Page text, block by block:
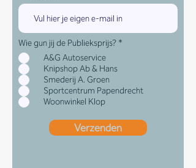
Wie gun jij de Publieksprijs? *
A&G Autoservice
Knipshop Ab & Hans
Smederij A. Groen
Sportcentrum Papendrecht
Woonwinkel Klop
Verzenden